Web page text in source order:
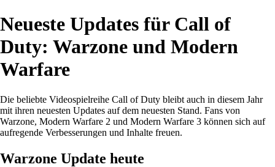
Neueste Updates für Call of
Duty: Warzone und Modern
Warfare
Die beliebte Videospielreihe Call of Duty bleibt auch in diesem Jahr
mit ihren neuesten Updates auf dem neuesten Stand. Fans von
Warzone, Modern Warfare 2 und Modern Warfare 3 können sich auf
aufregende Verbesserungen und Inhalte freuen.
Warzone Update heute